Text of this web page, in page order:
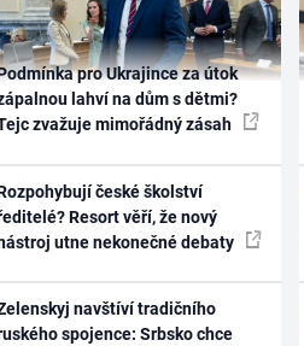
pro Ukrajince za útok
lahví na dům s dětmi?
zvažuje mimořádný zásah
české školství
Resort věří, že nový
utne nekonečné debaty
navštíví tradičního
spojence: Srbsko chce